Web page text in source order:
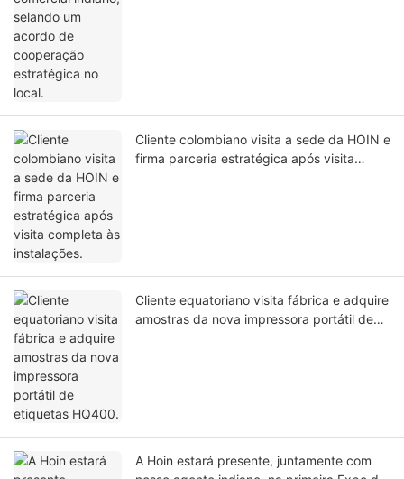
Cliente colombiano visita a sede da HOIN e
firma parceria estratégica após visita
Cliente equatoriano visita fábrica e adquire
amostras da nova impressora portátil de
A Hoin estará presente, juntamente com